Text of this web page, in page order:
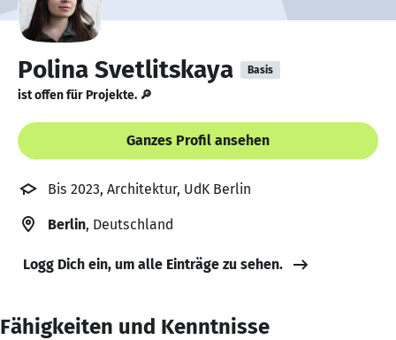
Polina Svetlitskaya Basis
ist offen für Projekte. 🔎
Ganzes Profil ansehen
Bis 2023, Architektur, UdK Berlin
Berlin, Deutschland
Logg Dich ein, um alle Einträge zu sehen.
Fähigkeiten und Kenntnisse